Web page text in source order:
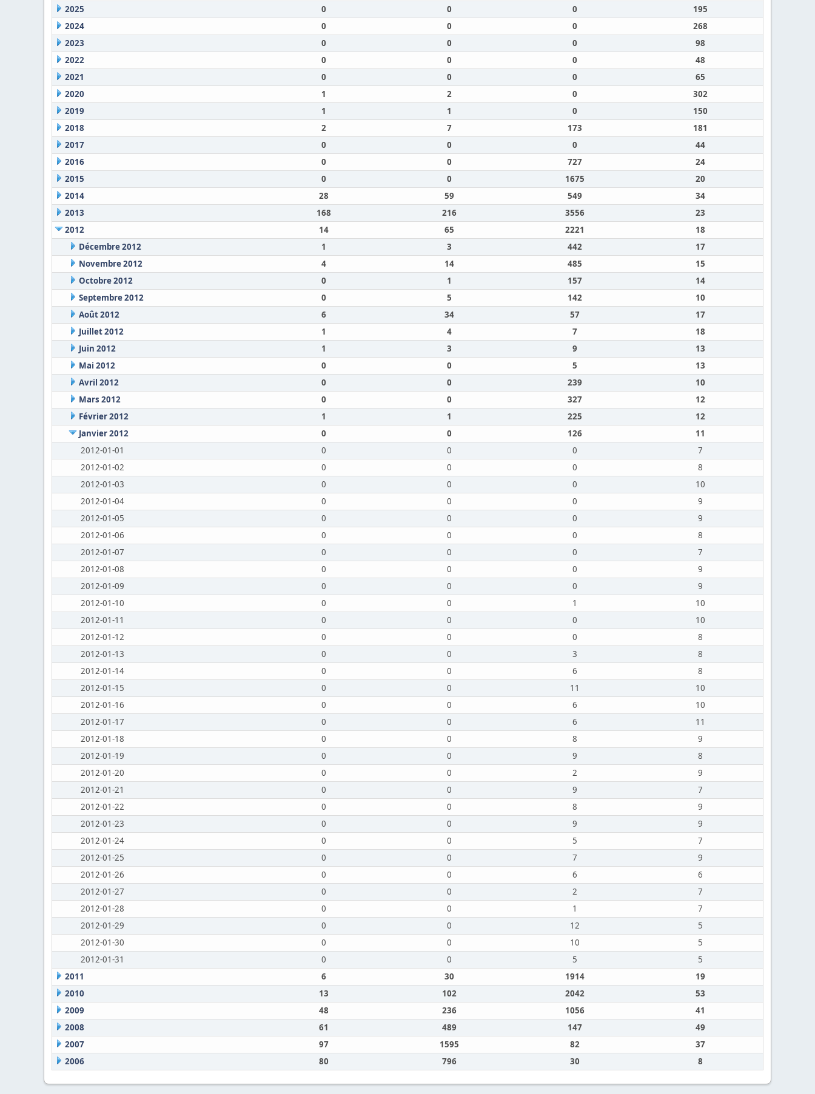
2025
0 0 0
195
2024
0 0 0
268
2023
0 0 0
98
2022
0 0 0
48
2021
0 0 0
65
2020
1 2 0
302
2019
1 1 0
150
2018
2 7 173
181
2017
0 0 0
44
2016
0 0 727
24
2015
0 0 1675
20
2014
28 59 549
34
2013
168 216 3556
23
2012
14 65 2221
18
Décembre 2012
1 3 442
17
Novembre 2012
4 14 485
15
Octobre 2012
0 1 157
14
Septembre 2012
0 5 142
10
Août 2012
6 34 57
17
Juillet 2012
1 4 7
18
Juin 2012
1 3 9
13
Mai 2012
0 0 5
13
Avril 2012
0 0 239
10
Mars 2012
0 0 327
12
Février 2012
1 1 225
12
Janvier 2012
0 0 126
11
2012-01-01
0 0 0
7
2012-01-02
0 0 0
8
2012-01-03
0 0 0
10
2012-01-04
0 0 0
9
2012-01-05
0 0 0
9
2012-01-06
0 0 0
8
2012-01-07
0 0 0
7
2012-01-08
0 0 0
9
2012-01-09
0 0 0
9
2012-01-10
0 0 1
10
2012-01-11
0 0 0
10
2012-01-12
0 0 0
8
2012-01-13
0 0 3
8
2012-01-14
0 0 6
8
2012-01-15
0 0 11
10
2012-01-16
0 0 6
10
2012-01-17
0 0 6
11
2012-01-18
0 0 8
9
2012-01-19
0 0 9
8
2012-01-20
0 0 2
9
2012-01-21
0 0 9
7
2012-01-22
0 0 8
9
2012-01-23
0 0 9
9
2012-01-24
0 0 5
7
2012-01-25
0 0 7
9
2012-01-26
0 0 6
6
2012-01-27
0 0 2
7
2012-01-28
0 0 1
7
2012-01-29
0 0 12
5
2012-01-30
0 0 10
5
2012-01-31
0 0 5
5
2011
6 30 1914
19
2010
13 102 2042
53
2009
48 236 1056
41
2008
61 489 147
49
2007
97 1595 82
37
2006
80 796 30 8